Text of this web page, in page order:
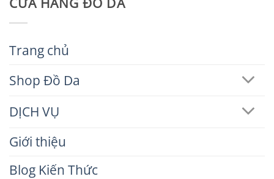
Trang chủ
Shop Đồ Da
DỊCH VỤ
Giới thiệu
Blog Kiến Thức